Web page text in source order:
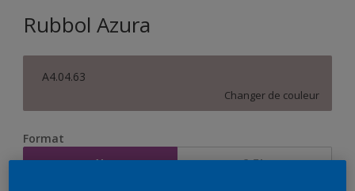
Rubbol Azura
A4.04.63
Changer de couleur
Format
1L 2,5L